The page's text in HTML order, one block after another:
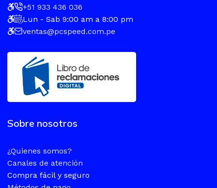
+51 933 436 036
Lun - Sab 9:00 am a 8:00 pm
ventas@pcspeed.com.pe
Sobre nosotros
¿Quienes somos?
Canales de atención
Compra fácil y seguro